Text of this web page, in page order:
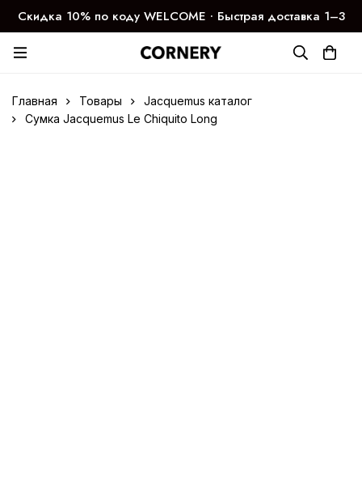
Скидка 10% по коду WELCOME ∙ Быстрая доставка 1–3
дня
Главная Товары
Jacquemus каталог
Сумка Jacquemus Le Chiquito Long